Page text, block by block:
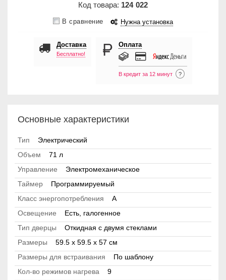
Код товара: 124 022
В сравнение Нужна установка
Доставка
Бесплатно!
Оплата
В кредит за 12 минут ?
Основные характеристики
Тип
Электрический
Объем
71 л
Управление
Электромеханическое
Таймер
Программируемый
Класс энергопотребления
А
Освещение
Есть, галогенное
Тип дверцы
Откидная с двумя стеклами
Размеры
59.5 х 59.5 x 57 см
Размеры для встраивания
По шаблону
Кол-во режимов нагрева
9